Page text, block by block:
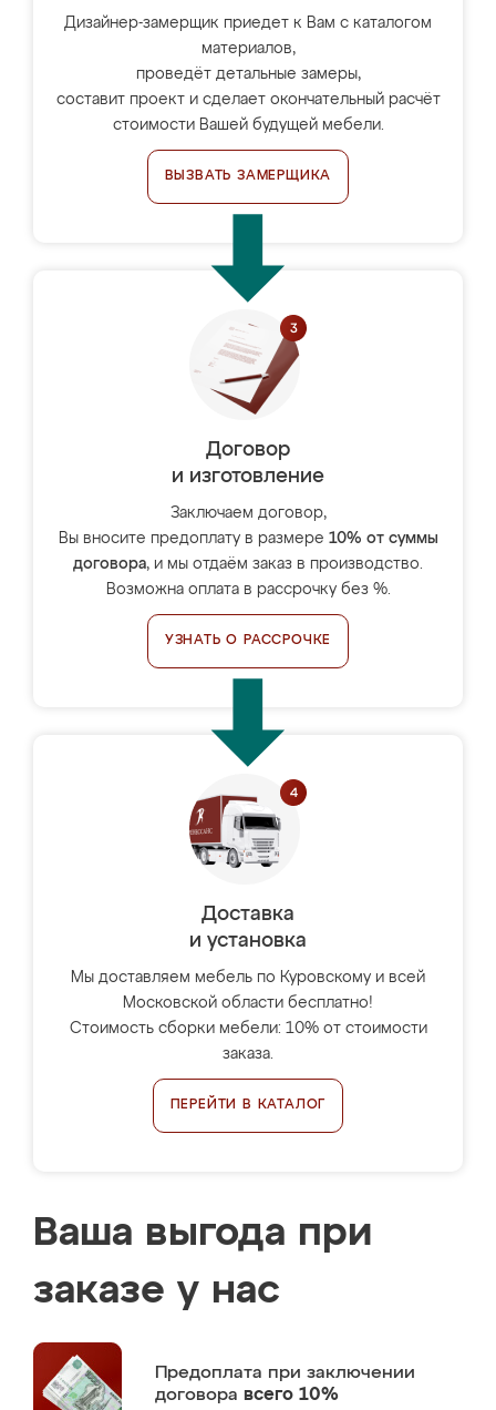
Дизайнер-замерщик приедет к Вам с каталогом
материалов,
проведёт детальные замеры,
составит проект и сделает окончательный расчёт
стоимости Вашей будущей мебели.
ВЫЗВАТЬ ЗАМЕРЩИКА
Договор
и изготовление
Заключаем договор,
Вы вносите предоплату в размере 10% от суммы
договора, и мы отдаём заказ в производство.
Возможна оплата в рассрочку без %.
УЗНАТЬ О РАССРОЧКЕ
Доставка
и установка
Мы доставляем мебель по Куровскому и всей
Московской области бесплатно!
Стоимость сборки мебели: 10% от стоимости
заказа.
ПЕРЕЙТИ В КАТАЛОГ
Ваша выгода при
заказе у нас
Предоплата при заключении
договора всего 10%